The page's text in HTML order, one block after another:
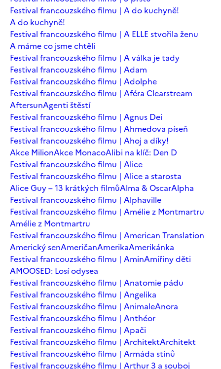
Festival francouzského filmu | A do kuchyně!
A do kuchyně!
Festival francouzského filmu | A ELLE stvořila ženu
A máme co jsme chtěli
Festival francouzského filmu | A válka je tady
Festival francouzského filmu | Adam
Festival francouzského filmu | Adolphe
Festival francouzského filmu | Aféra Clearstream
AftersunAgenti štěstí
Festival francouzského filmu | Agnus Dei
Festival francouzského filmu | Ahmedova píseň
Festival francouzského filmu | Ahoj a díky!
Akce MilionAkce MonacoAlibi na klíč: Den D
Festival francouzského filmu | Alice
Festival francouzského filmu | Alice a starosta
Alice Guy – 13 krátkých filmůAlma & OscarAlpha
Festival francouzského filmu | Alphaville
Festival francouzského filmu | Amélie z Montmartru
Amélie z Montmartru
Festival francouzského filmu | American Translation
Americký senAmeričanAmerikaAmerikánka
Festival francouzského filmu | AminAmiřiny děti
AMOOSED: Losí odysea
Festival francouzského filmu | Anatomie pádu
Festival francouzského filmu | Angelika
Festival francouzského filmu | AnimaleAnora
Festival francouzského filmu | Anthéor
Festival francouzského filmu | Apači
Festival francouzského filmu | ArchitektArchitekt
Festival francouzského filmu | Armáda stínů
Festival francouzského filmu | Arthur 3 a souboj